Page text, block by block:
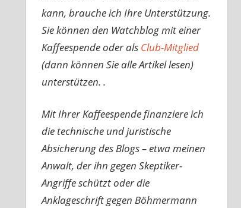
kann, brauche ich Ihre Unterstützung.
Sie können den Watchblog mit einer
Kaffeespende oder als Club-Mitglied
(dann können Sie alle Artikel lesen)
unterstützen. .
Mit Ihrer Kaffeespende finanziere ich
die technische und juristische
Absicherung des Blogs – etwa meinen
Anwalt, der ihn gegen Skeptiker-
Angriffe schützt oder die
Anklageschrift gegen Böhmermann